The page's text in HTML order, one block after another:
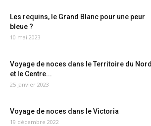
Les requins, le Grand Blanc pour une peur
bleue ?
10 mai 2023
Voyage de noces dans le Territoire du Nord
et le Centre...
25 janvier 2023
Voyage de noces dans le Victoria
19 décembre 2022